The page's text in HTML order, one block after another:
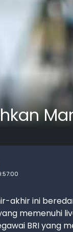
akhir ini
memenuhi
BRI yang